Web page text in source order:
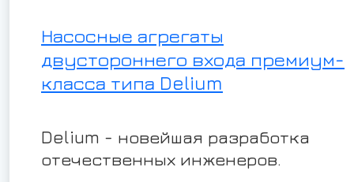
Насосные агрегаты
двустороннего входа премиум-
класса типа Delium
Delium - новейшая разработка
отечественных инженеров.